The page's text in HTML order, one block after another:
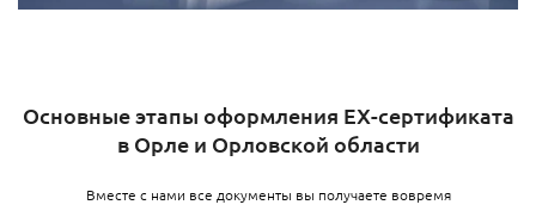
Основные этапы оформления EX-сертификата
в Орле и Орловской области
Вместе с нами все документы вы получаете вовремя